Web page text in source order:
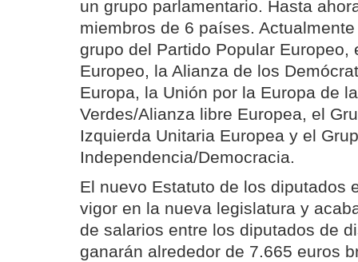
un grupo parlamentario. Hasta
miembros de 6 países.
grupo del Partido Popular Europeo,
Europeo, la Alianza de los
Europa, la Unión por la Europa de
Verdes/Alianza libre Europea, el
Izquierda Unitaria Europea y el
Independencia/Democracia.
El nuevo Estatuto de los diputados
vigor en la nueva legislatura y
de salarios entre los diputados de
ganarán alrededor de 7.665 euros